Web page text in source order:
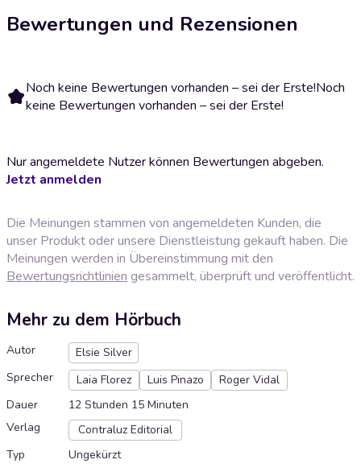
Bewertungen und Rezensionen
Noch keine Bewertungen vorhanden – sei der Erste!Noch
keine Bewertungen vorhanden – sei der Erste!
Nur angemeldete Nutzer können Bewertungen abgeben.
Jetzt anmelden
Die Meinungen stammen von angemeldeten Kunden, die
unser Produkt oder unsere Dienstleistung gekauft haben. Die
Meinungen werden in Übereinstimmung mit den
Bewertungsrichtlinien gesammelt, überprüft und veröffentlicht.
Mehr zu dem Hörbuch
Autor
Elsie Silver
Sprecher
Laia Florez Luis Pinazo
Roger Vidal
Dauer
12 Stunden 15 Minuten
Verlag
Contraluz Editorial
Typ
Ungekürzt